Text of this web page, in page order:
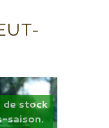
de stock
saison.